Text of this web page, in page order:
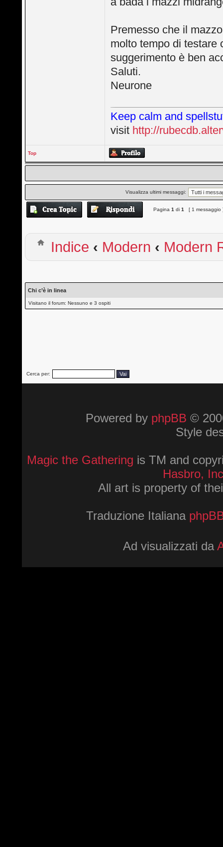
Premesso che il
molto tempo di testare
suggerimento è ben
Saluti.
Neurone
Keep calm and
visit http://
Top
Visualizza ultimi messaggi:
Pagina1 di1 [ 1 messaggio
Indice ‹ Modern ‹ Modern
Chi c’è in linea
Visitano il forum: Nessuno e 3 ospiti
Cerca per:
Powered by phpBB ©
Style
Magic the Gathering is TM and
Hasbro,
All art is property of
Traduzione Italiana
Ad visualizzati da